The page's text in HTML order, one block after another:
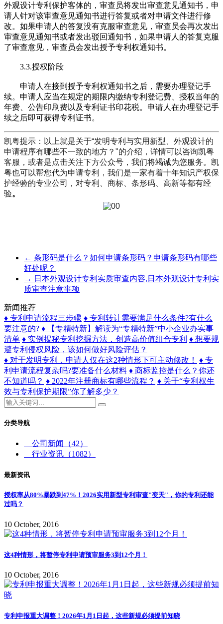
外观设计专利保护客体的，审查员将发出审查意见通知书，申
请人针对该审查意见通知书进行答复或者对申请文件进行修
改。如果申请人的答复没有克服审查意见，审查员会再次发出
审查意见通知书或者发出驳回通知书，如果申请人的答复克服
了审查意见，审查员会发出授予专利权通知书。
3.3.授权阶段
申请人在接到授予专利权通知书之后，需要办理登记手
续。申请人应当在规定的期限内缴纳专利登记费、授权当年的
年费、公告印刷费以及专利证书印花税。申请人在办理登记手
续之后即可获得专利证书。
凯粤提示：以上就是关于“发明专利与实用新型、外观设计的
申请程序有哪些不一致的地方？"的介绍，详情可以咨询凯粤
客服，或者是点击关注下方公众号，我们将竭诚为您服务。凯
粤也可以帮您代为申请专利，我们是一家有着十年知识产权保
护经验的专业公司，对专利、商标、条形码、高新等都有经
验。
← 条形码是什么？如何申请条形码？申请条形码有哪些
好处呢？
→ 日本外观设计专利实质审查内容,日本外观设计专利实
质审查注意事项
新闻推荐
♦ 专利申请流程三步骤 ♦ 专利转让需要满足什么条件?有什么
要注意的? ♦ 【专精特新】解读为“专精特新”中小企业办实事
清单 ♦ 实例揭秘专利挖掘方法，创造高价值组合专利 ♦ 想要规
避专利侵权风险，该如何做好风险评估？
♦ 对于发明专利，申请人仅在这2种情形下可主动修改！
♦ 专
利申请流程复杂吗?要准备什么材料 ♦ 商标监控是什么？你还
不知道吗？ ♦ 2022年注册商标有哪些流程？ ♦ 关于“专利权生
效与专利保护期限”你了解多少？
分类导航
公司新闻
（42）
行业资讯 （1082）
最新资讯
授权率从80%暴跌到47%！2026实用新型专利审查"变天"，你的专利还能
过吗？
10 October, 2016
这4种情形，将暂停专利申请预审服务3到12个月！
10 October, 2016
专利申报重大调整！2026年1月1日起，这些新规必须提前知晓